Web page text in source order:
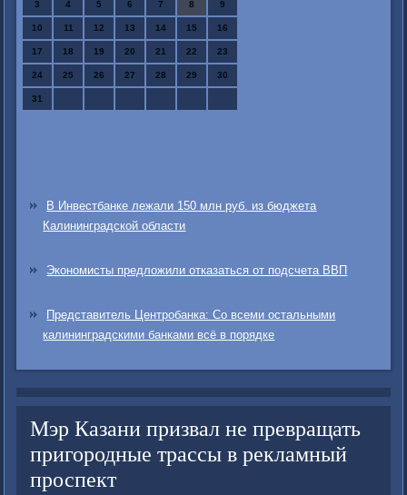
3 4 5 6 7 8 9
10 11 12 13 14 15 16
17 18 19 20 21 22 23
24 25 26 27 28 29 30
31
В Инвестбанке лежали 150 млн руб. из бюджета
Калининградской области
Экономисты предложили отказаться от подсчета ВВП
Представитель Центробанка: Со всеми остальными
калининградскими банками всё в порядке
Мэр Казани призвал не превращать
пригородные трассы в рекламный
проспект